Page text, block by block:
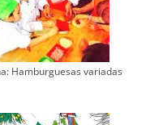
Hamburguesas variadas